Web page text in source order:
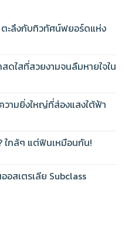
ะลึงกับทิวทัศน์ฟยอร์ดแห่ง
ดใสที่สวยงามจนลืมหายใจใน
ามยิ่งใหญ่ที่ส่องแสงใต้ฟ้า
ใกล้ๆ แต่ฟินเหมือนกัน!
อสเตรเลีย Subclass